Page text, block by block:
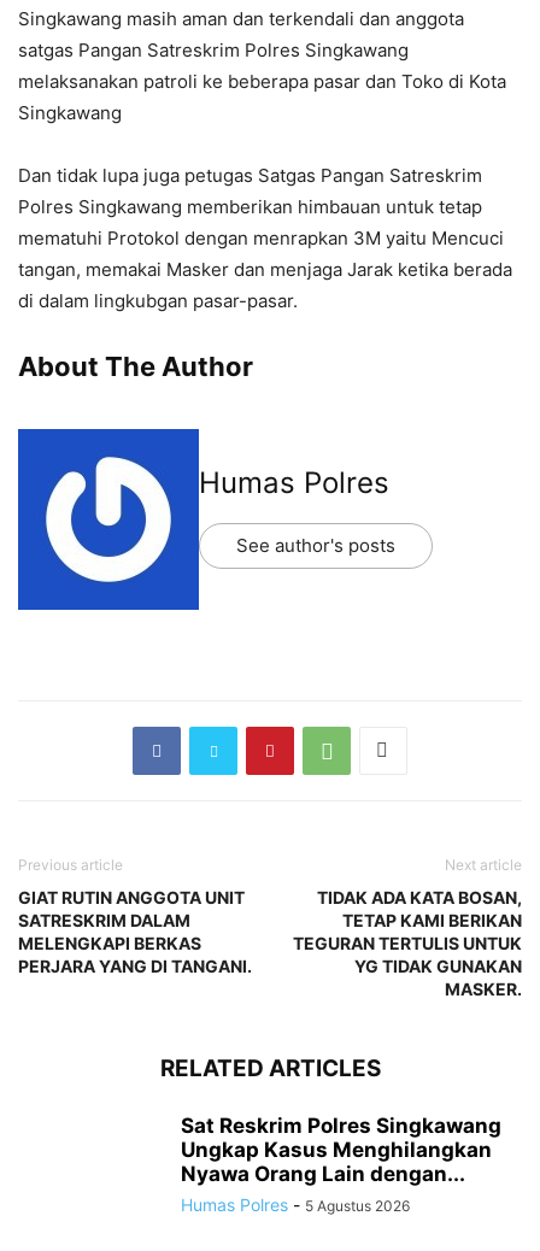
Singkawang masih aman dan terkendali dan anggota
satgas Pangan Satreskrim Polres Singkawang
melaksanakan patroli ke beberapa pasar dan Toko di Kota
Singkawang
Dan tidak lupa juga petugas Satgas Pangan Satreskrim
Polres Singkawang memberikan himbauan untuk tetap
mematuhi Protokol dengan menrapkan 3M yaitu Mencuci
tangan, memakai Masker dan menjaga Jarak ketika berada
di dalam lingkubgan pasar-pasar.
About The Author
Humas Polres
See author's posts
Previous article
GIAT RUTIN ANGGOTA UNIT
SATRESKRIM DALAM
MELENGKAPI BERKAS
PERJARA YANG DI TANGANI.
Next article
TIDAK ADA KATA BOSAN,
TETAP KAMI BERIKAN
TEGURAN TERTULIS UNTUK
YG TIDAK GUNAKAN
MASKER.
RELATED ARTICLES
Sat Reskrim Polres Singkawang
Ungkap Kasus Menghilangkan
Nyawa Orang Lain dengan...
Humas Polres - 5 Agustus 2026